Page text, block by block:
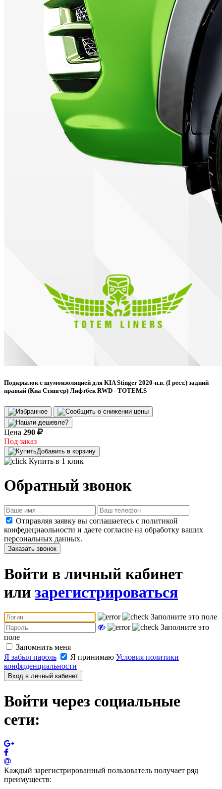
Подкрылок с шумоизоляцией для KIA Stinger 2020-н.в. (I рест.) задний
правый (Киа Стингер) Лифтбек RWD - TOTEM.S
Цена 290
Под заказ
Добавить в корзину
Купить в 1 клик
Обратный звонок
Отправляя заявку вы соглашаетесь с политикой
конфедециаольности и даете согласие на обработку ваших
персональных данных.
Заказать звонок
Войти в личный кабинет
или зарегистрироваться
Заполните это поле
Заполните это
поле
Запомнить меня
Я забыл пароль
Я принимаю Условия политики
конфиденциальности
Вход в личный кабинет
Войти через социальные
сети:
Каждый зарегистрированный пользователь получает ряд
преимуществ: